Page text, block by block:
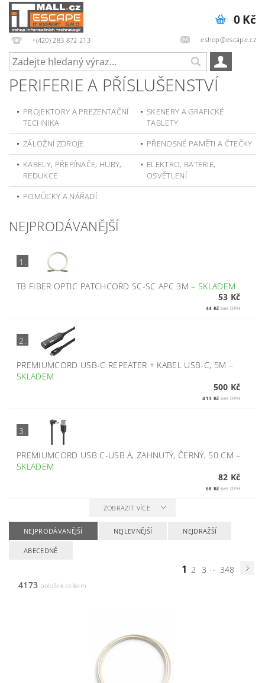
+(420) 283 872 213 eshop@escape.cz
0 Kč
PERIFERIE A PŘÍSLUŠENSTVÍ
PROJEKTORY A PREZENTAČNÍ
TECHNIKA
SKENERY A GRAFICKÉ
TABLETY
ZÁLOŽNÍ ZDROJE
PŘENOSNÉ PAMĚTI A ČTEČKY
KABELY, PŘEPÍNAČE, HUBY,
REDUKCE
ELEKTRO, BATERIE,
OSVĚTLENÍ
POMŮCKY A NÁŘADÍ
NEJPRODÁVANĚJŠÍ
1.
TB FIBER OPTIC PATCHCORD SC-SC APC 3M– SKLADEM
53 Kč
44 Kč bez DPH
2.
PREMIUMCORD USB-C REPEATER + KABEL USB-C, 5M –
SKLADEM
500 Kč
413 Kč bez DPH
3.
PREMIUMCORD USB C-USB A, ZAHNUTÝ, ČERNÝ, 50 CM–
SKLADEM
82 Kč
68 Kč bez DPH
ZOBRAZIT VÍCE
NEJPRODÁVANĚJŠÍ NEJLEVNĚJŠÍ NEJDRAŽŠÍ
ABECEDNĚ
1 2 3 ... 348
4173 položek celkem